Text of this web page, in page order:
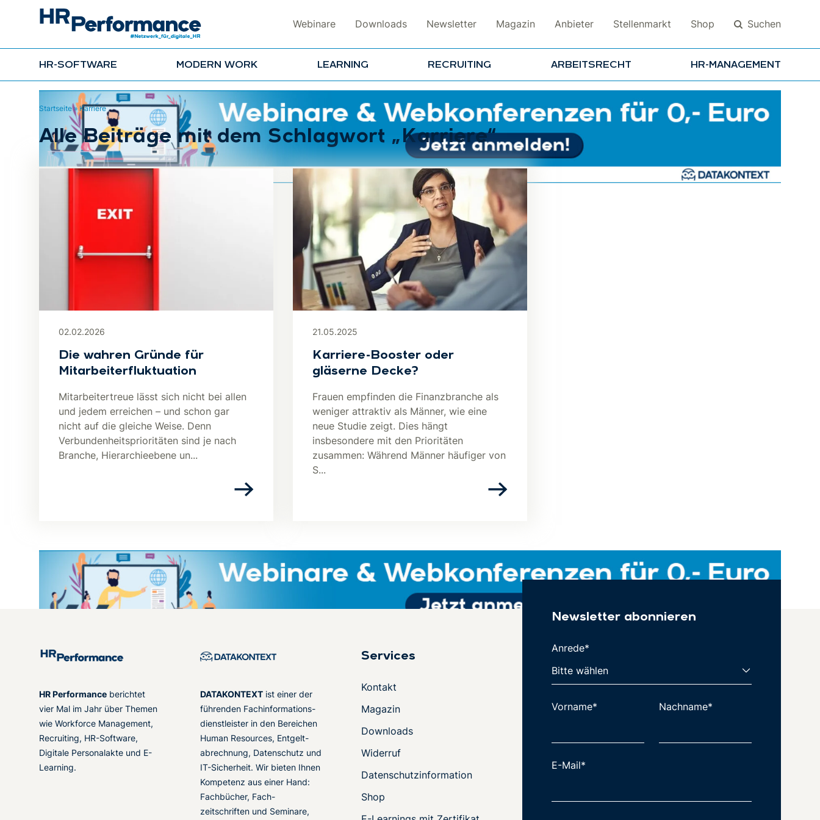
Webinare Downloads Newsletter Magazin Anbieter Stellenmarkt Shop Suchen
HR-SOFTWARE MODERN WORK LEARNING RECRUITING ARBEITSRECHT HR-MANAGEMENT
Suchen
Startseite»Karriere
Alle Beiträge mit dem Schlagwort „Karriere“
02.02.2026
Die wahren Gründe für
Mitarbeiterfluktuation
Mitarbeitertreue lässt sich nicht bei allen
und jedem erreichen – und schon gar
nicht auf die gleiche Weise. Denn
Verbundenheitsprioritäten sind je nach
Branche, Hierarchieebene un...
21.05.2025
Karriere-Booster oder
gläserne Decke?
Frauen empfinden die Finanzbranche als
weniger attraktiv als Männer, wie eine
neue Studie zeigt. Dies hängt
insbesondere mit den Prioritäten
zusammen: Während Männer häufiger von
S...
HR Performance berichtet
vier Mal im Jahr über Themen
wie Workforce Management,
Recruiting, HR-Software,
Digitale Personalakte und E-
Learning.
DATAKONTEXT ist einer der
führenden Fachinformations-
dienstleister in den Bereichen
Human Resources, Entgelt-
abrechnung, Datenschutz und
IT-Sicherheit. Wir bieten Ihnen
Kompetenz aus einer Hand:
Fachbücher, Fach-
zeitschriften und Seminare,
Services
Kontakt
Magazin
Downloads
Widerruf
Datenschutzinformation
Shop
Newsletter abonnieren
Anrede*
Vorname* Nachname*
E-Mail*